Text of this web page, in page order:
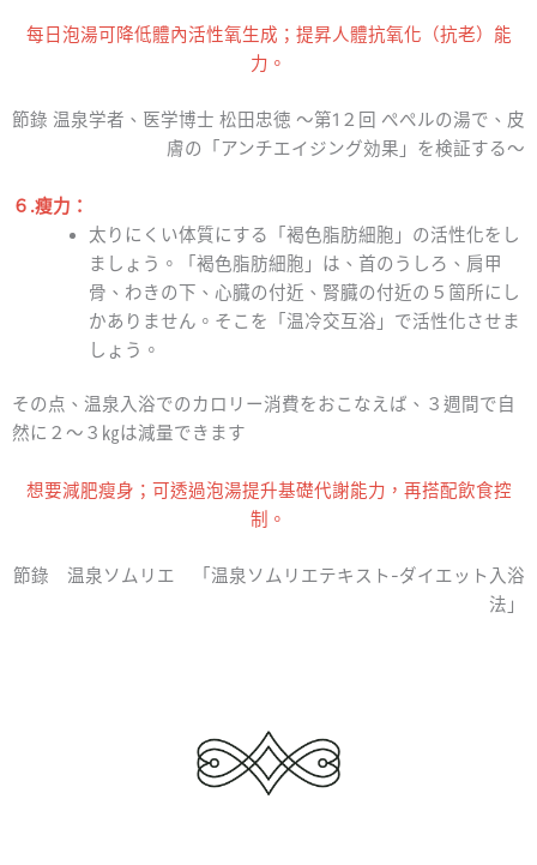
每日泡湯可降低體內活性氧生成；提昇人體抗氧化（抗老）能
力。
節錄 温泉学者、医学博士 松田忠徳 ～第1２回 ぺぺルの湯で、皮
膚の「アンチエイジング効果」を検証する～
６.瘦力：
太りにくい体質にする「褐色脂肪細胞」の活性化をし
ましょう。「褐色脂肪細胞」は、首のうしろ、肩甲
骨、わきの下、心臓の付近、腎臓の付近の５箇所にし
かありません。そこを「温冷交互浴」で活性化させま
しょう。
その点、温泉入浴でのカロリー消費をおこなえば、３週間で自
然に２～３㎏は減量できます
想要減肥瘦身；可透過泡湯提升基礎代謝能力，再搭配飲食控
制。
節錄 温泉ソムリエ 「温泉ソムリエテキスト-ダイエット入浴
法」